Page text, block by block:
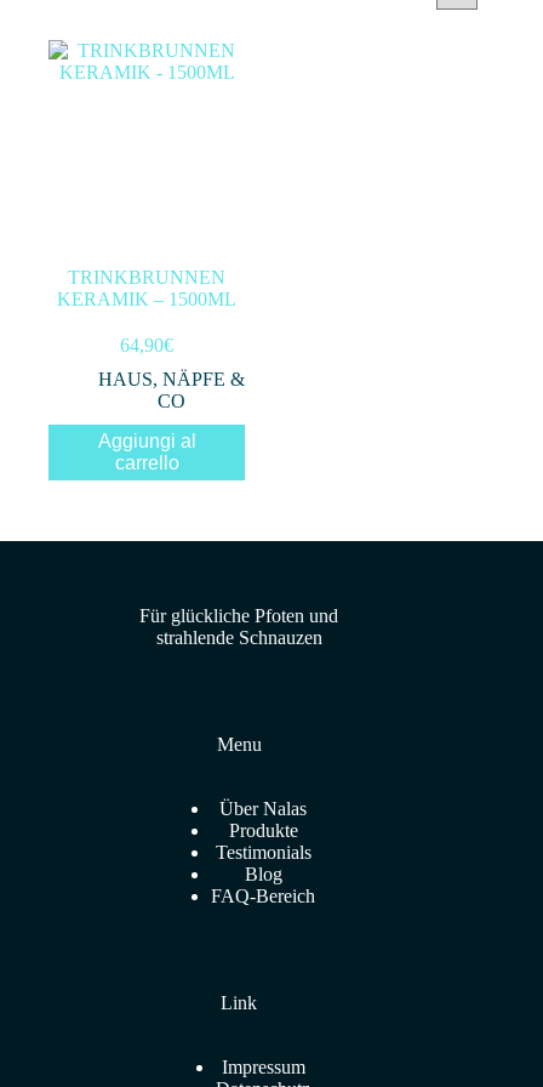
Categorie prodotto
Filtro
TRINKBRUNNEN
KERAMIK – 1500ML
64,90€
HAUS, NÄPFE &
CO
Aggiungi al
carrello
Für glückliche Pfoten und
strahlende Schnauzen
Menu
Über Nalas
Produkte
Testimonials
Blog
FAQ-Bereich
Link
Impressum